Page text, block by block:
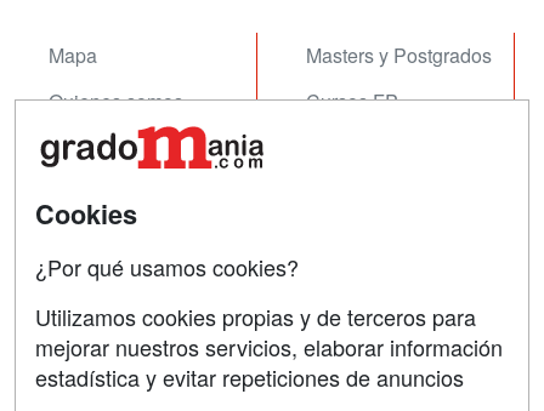
Mapa
Quienes somos
Tarifas publicidad
Masters y Postgrados
Cursos FP
Contactar
Confidencialidad
SÍGUENOS EN:
Cookies
¿Por qué usamos cookies?
Utilizamos cookies propias y de terceros para
mejorar nuestros servicios, elaborar información
estadística y evitar repeticiones de anuncios